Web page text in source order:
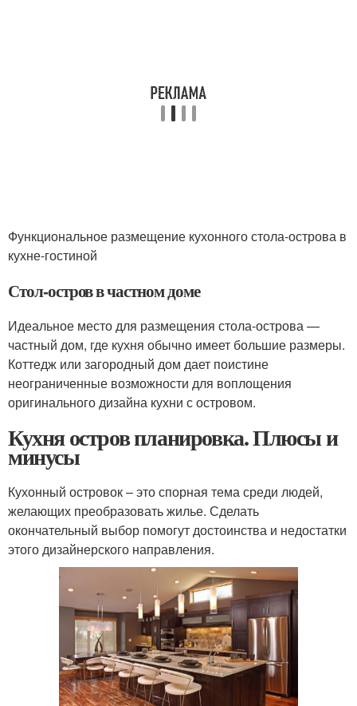
Функциональное размещение кухонного стола-острова в
кухне-гостиной
Стол-остров в частном доме
Идеальное место для размещения стола-острова —
частный дом, где кухня обычно имеет большие размеры.
Коттедж или загородный дом дает поистине
неограниченные возможности для воплощения
оригинального дизайна кухни с островом.
Кухня остров планировка. Плюсы и
минусы
Кухонный островок – это спорная тема среди людей,
желающих преобразовать жилье. Сделать
окончательный выбор помогут достоинства и недостатки
этого дизайнерского направления.